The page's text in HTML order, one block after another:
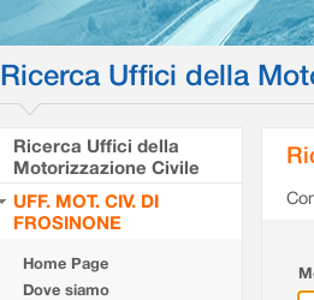
Ricerca Uffici della
Ricerca Uffici della
Motorizzazione Civile
UFF. MOT. CIV. DI
FROSINONE
Home Page
Dove siamo